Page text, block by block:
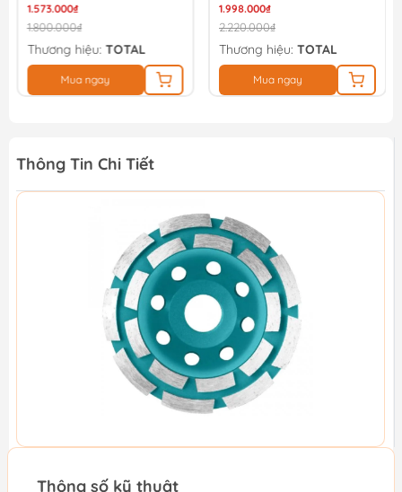
1.573.000₫
1.800.000₫
Thương hiệu: TOTAL
Mua ngay
THKTHP41667
1.998.000₫
2.220.000₫
Thương hiệu: TOTAL
Mua ngay
Thông Tin Chi Tiết
Thông số kỹ thuật